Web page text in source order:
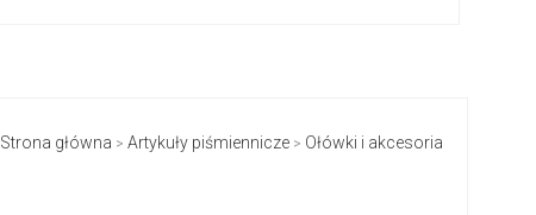
Strona główna > Artykuły piśmiennicze > Ołówki i akcesoria